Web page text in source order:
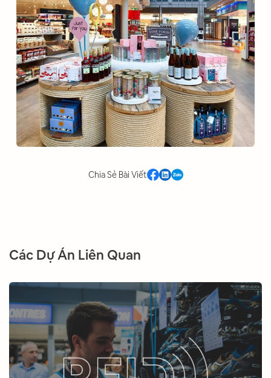
Chia Sẻ Bài Viết
Các Dự Án Liên Quan